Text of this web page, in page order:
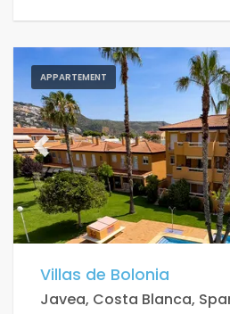
APPARTEMENT
Previous
Villas de Bolonia
Javea, Costa Blanca,